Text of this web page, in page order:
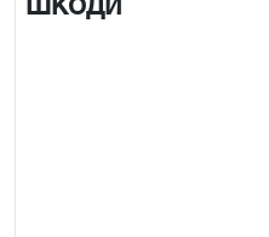
шкоди